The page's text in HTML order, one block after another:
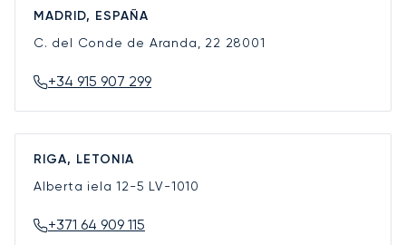
MADRID, ESPAÑA
C. del Conde de Aranda, 22 28001
+34 915 907 299
RIGA, LETONIA
Alberta iela 12-5 LV-1010
+371 64 909 115